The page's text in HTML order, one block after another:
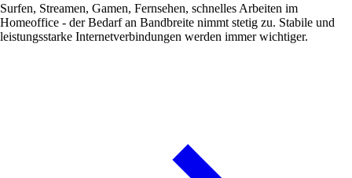
Surfen, Streamen, Gamen, Fernsehen, schnelles Arbeiten im
Homeoffice - der Bedarf an Bandbreite nimmt stetig zu. Stabile und
leistungsstarke Internetverbindungen werden immer wichtiger.